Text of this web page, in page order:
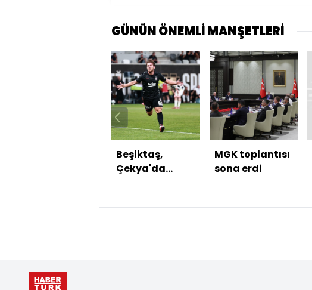
GÜNÜN ÖNEMLİ MANŞETLERİ
Beşiktaş,
Çekya'da
MGK toplantısı
sona erdi